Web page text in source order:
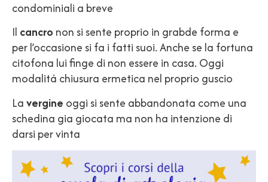
condominiali a breve
Il cancro non si sente proprio in grabde forma e
per l’occasione si fa i fatti suoi. Anche se la fortuna
citofona lui finge di non essere in casa. Oggi
modalitá chiusura ermetica nel proprio guscio
Lavergine oggi si sente abbandonata come una
schedina gia giocata ma non ha intenzione di
darsi per vinta